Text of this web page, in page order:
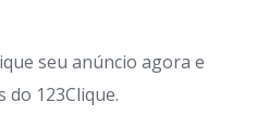
seu anúncio agora e
123Clique.